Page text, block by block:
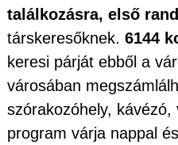
találkozásra, első
társkeresőknek. 6144
keresi párját ebből a
városában
szórakozóhely, kávézó,
program várja nappal